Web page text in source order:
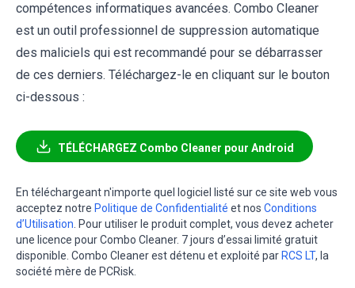
compétences informatiques avancées. Combo Cleaner
est un outil professionnel de suppression automatique
des maliciels qui est recommandé pour se débarrasser
de ces derniers. Téléchargez-le en cliquant sur le bouton
ci-dessous :
TÉLÉCHARGEZ Combo Cleaner pour Android
En téléchargeant n'importe quel logiciel listé sur ce site web vous
acceptez notre Politique de Confidentialité et nos Conditions
d’Utilisation . Pour utiliser le produit complet, vous devez acheter
une licence pour Combo Cleaner. 7 jours d’essai limité gratuit
disponible. Combo Cleaner est détenu et exploité par RCS LT, la
société mère de PCRisk.